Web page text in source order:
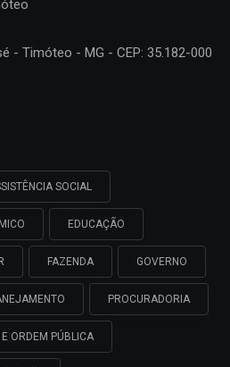
- Timóteo - MG - CEP: 35.182-000
SOCIAL
EDUCAÇÃO
FAZENDA GOVERNO
PROCURADORIA
ORDEM PÚBLICA